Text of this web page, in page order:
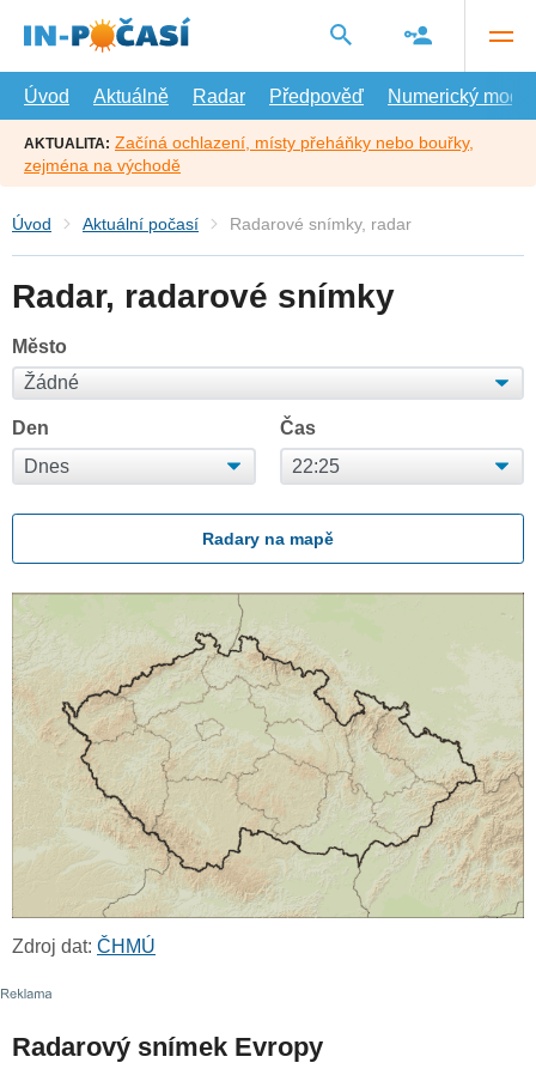
hlavní
Úvod
Aktuálně Radar Předpověď Numerický model
AKTUALITA: Začíná ochlazení, místy přeháňky nebo bouřky,
zejména na východě
Úvod Aktuální počasí Radarové snímky, radar
Radar, radarové snímky
Město
Den Čas
Radary na mapě
Zdroj dat: ČHMÚ
Radarový snímek Evropy